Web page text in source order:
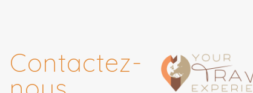
Contactez-